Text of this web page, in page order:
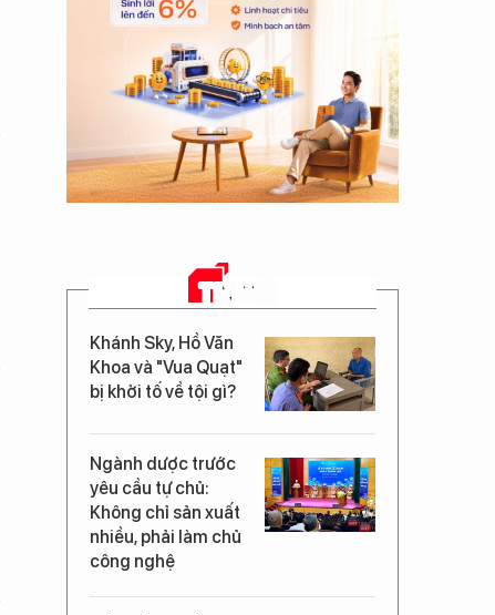
TIN MỚI
Khánh Sky, Hồ Văn
Khoa và "Vua Quạt"
bị khởi tố về tội gì?
Ngành dược trước
yêu cầu tự chủ:
Không chỉ sản xuất
nhiều, phải làm chủ
công nghệ